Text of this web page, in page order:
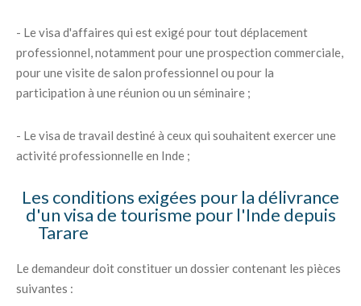
- Le visa d'affaires qui est exigé pour tout déplacement
professionnel, notamment pour une prospection commerciale,
pour une visite de salon professionnel ou pour la
participation à une réunion ou un séminaire ;
- Le visa de travail destiné à ceux qui souhaitent exercer une
activité professionnelle en Inde ;
Les conditions exigées pour la délivrance
d'un visa de tourisme pour l'Inde depuis
Tarare
Le demandeur doit constituer un dossier contenant les pièces
suivantes :